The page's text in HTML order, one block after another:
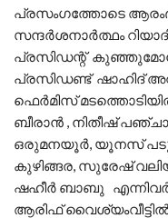
പ്രസംഗത്തോടെ
സന്ദർശനാർത്ഥം
പ്രസിഡന്റ് കുഞ്ഞുമോൻ
പ്രസിഡണ്ട് ഷാഹിദ്
ഫെർമിസ്
ബീരാൻ , നിതീഷ്
ഒരുമനയൂർ, യൂനസ്
കുഴിങ്ങര, സുരേഷ്
ഷഹീർ ബാബു എന്നിവർ
ആരിഫ്